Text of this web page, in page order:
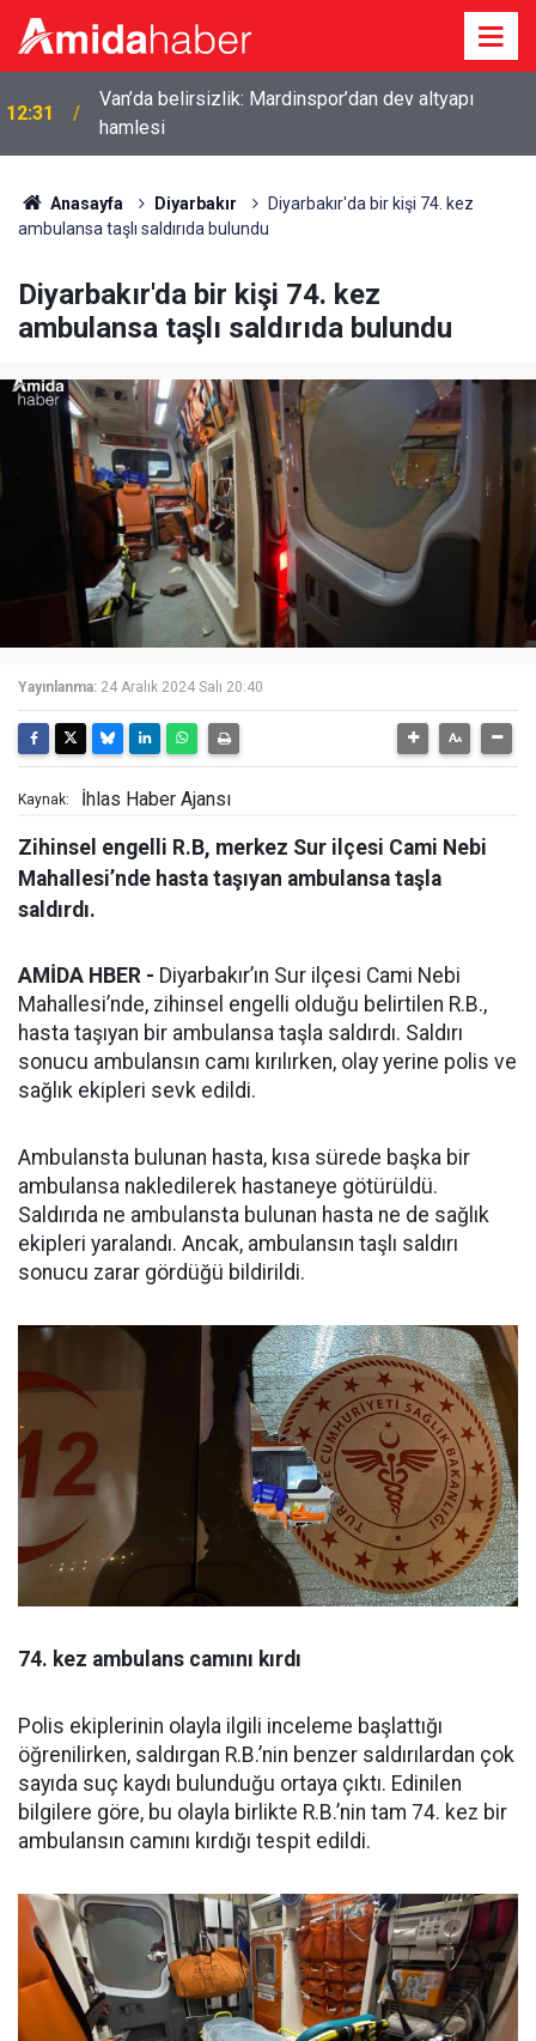
11:53 Mardin’de dört kardeş aynı salonda evlendi
Anasayfa Diyarbakır
Diyarbakır'da bir kişi 74. kez
ambulansa taşlı saldırıda bulundu
Diyarbakır'da bir kişi 74. kez
ambulansa taşlı saldırıda bulundu
Yayınlanma: 24 Aralık 2024 Salı 20:40
Kaynak: İhlas Haber Ajansı
Zihinsel engelli R.B, merkez Sur ilçesi Cami Nebi
Mahallesi’nde hasta taşıyan ambulansa taşla
saldırdı.
AMİDA HBER - Diyarbakır’ın Sur ilçesi Cami Nebi
Mahallesi’nde, zihinsel engelli olduğu belirtilen R.B.,
hasta taşıyan bir ambulansa taşla saldırdı. Saldırı
sonucu ambulansın camı kırılırken, olay yerine polis ve
sağlık ekipleri sevk edildi.
Ambulansta bulunan hasta, kısa sürede başka bir
ambulansa nakledilerek hastaneye götürüldü.
Saldırıda ne ambulansta bulunan hasta ne de sağlık
ekipleri yaralandı. Ancak, ambulansın taşlı saldırı
sonucu zarar gördüğü bildirildi.
74. kez ambulans camını kırdı
Polis ekiplerinin olayla ilgili inceleme başlattığı
öğrenilirken, saldırgan R.B.’nin benzer saldırılardan çok
sayıda suç kaydı bulunduğu ortaya çıktı. Edinilen
bilgilere göre, bu olayla birlikte R.B.’nin tam 74. kez bir
ambulansın camını kırdığı tespit edildi.